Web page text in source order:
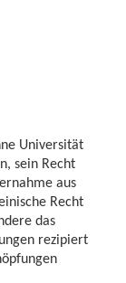
Universität
sein Recht
aus
Recht
das
rezipiert